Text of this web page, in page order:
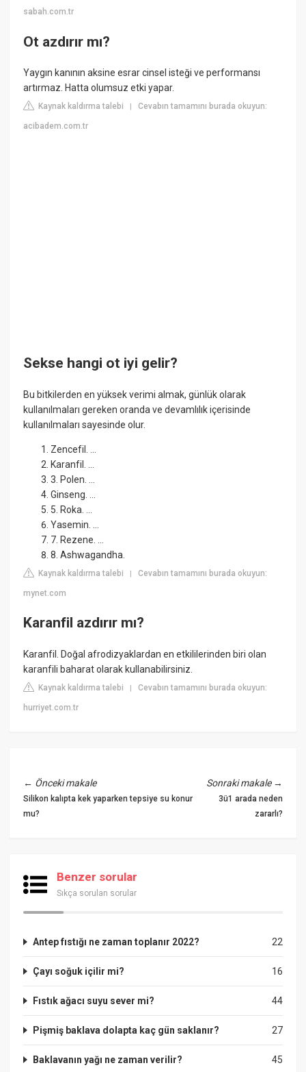
sabah.com.tr
Ot azdırır mı?
Yaygın kanının aksine esrar cinsel isteği ve performansı
artırmaz. Hatta olumsuz etki yapar.
Kaynak kaldırma talebi |Cevabın tamamını burada okuyun:
acibadem.com.tr
Sekse hangi ot iyi gelir?
Bu bitkilerden en yüksek verimi almak, günlük olarak
kullanılmaları gereken oranda ve devamlılık içerisinde
kullanılmaları sayesinde olur.
Zencefil. ...
Karanfil. ...
3. Polen. ...
Ginseng. ...
5. Roka. ...
Yasemin. ...
7. Rezene. ...
8. Ashwagandha.
Kaynak kaldırma talebi |Cevabın tamamını burada okuyun:
mynet.com
Karanfil azdırır mı?
Karanfil. Doğal afrodizyaklardan en etkililerinden biri olan
karanfili baharat olarak kullanabilirsiniz.
Kaynak kaldırma talebi |Cevabın tamamını burada okuyun:
hurriyet.com.tr
← Önceki makale
Silikon kalıpta kek yaparken tepsiye su konur
mu?
Sonraki makale→
3ü1 arada neden
zararlı?
Benzer sorular
Sıkça sorulan sorular
22
Antep fıstığı ne zaman toplanır 2022?
16
Çayı soğuk içilir mi?
44
Fıstık ağacı suyu sever mi?
27
Pişmiş baklava dolapta kaç gün saklanır?
45
Baklavanın yağı ne zaman verilir?